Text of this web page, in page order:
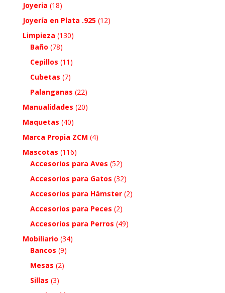
Joyeria (18)
Joyería en Plata .925 (12)
Limpieza (130)
Baño (78)
Cepillos (11)
Cubetas (7)
Palanganas (22)
Manualidades (20)
Maquetas (40)
Marca Propia ZCM (4)
Mascotas (116)
Accesorios para Aves (52)
Accesorios para Gatos (32)
Accesorios para Hámster (2)
Accesorios para Peces (2)
Accesorios para Perros (49)
Mobiliario (34)
Bancos (9)
Mesas (2)
Sillas (3)